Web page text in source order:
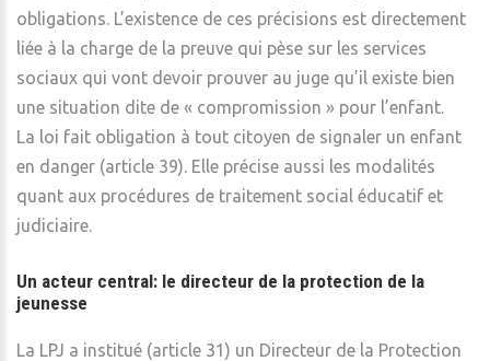
obligations. L’existence de ces précisions est directement
liée à la charge de la preuve qui pèse sur les services
sociaux qui vont devoir prouver au juge qu’il existe bien
une situation dite de « compromission » pour l’enfant.
La loi fait obligation à tout citoyen de signaler un enfant
en danger (article 39). Elle précise aussi les modalités
quant aux procédures de traitement social éducatif et
judiciaire.
Un acteur central: le directeur de la protection de la
jeunesse
La LPJ a institué (article 31) un Directeur de la Protection